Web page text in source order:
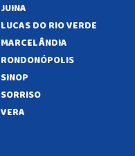
JUINA
LUCAS DO RIO VERDE
MARCELÂNDIA
RONDONÓPOLIS
SINOP
SORRISO
VERA